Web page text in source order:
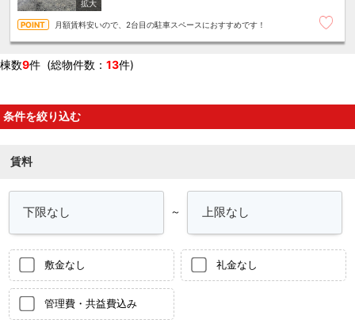
月額賃料安いので、2台目の駐車スペースにおすすめです！
棟数9件 (総物件数： 13件)
条件を絞り込む
賃料
～
敷金なし 礼金なし
管理費・共益費込み